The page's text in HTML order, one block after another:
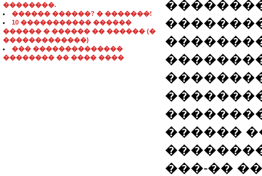
��������.
������ ������? � �������!
10 ����������� ������
������ � ������ �� ������ (�
�������������)
��� ��������������
�������� �� ���� ����
������
���-��